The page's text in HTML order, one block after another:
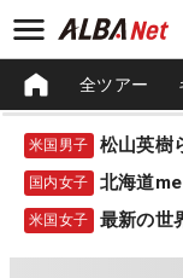
全ツアー
米国男子 松山英樹
国内女子 北海道
米国女子 最新の世